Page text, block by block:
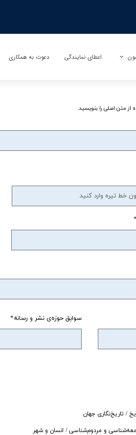
راکون (پیشرفت تحصیلی)
اعطای نمایندگی دعوت به همکاری
سوابق حوزه‌ی نشر و رسانه
/ تاریخ‌نگاری جهان
و مردوم‌شناسی / انسان و شهر
از متن اصلی را بنویسید.